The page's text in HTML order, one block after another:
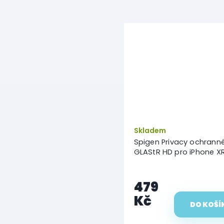
Spigen Privacy
GLAStR HD pro iPhone
Skladem
479
Kč DO